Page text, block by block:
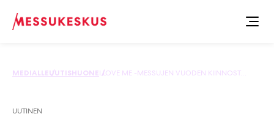
sisältöön
MEDIALLEUUTISHUONE I LOVE ME -MESSUJEN VUODEN KIINNOSTAVIMMAT MUOTI-ILMIÖT – SUOMALAINEN OSAAMINEN LOISTAA
UUTINEN